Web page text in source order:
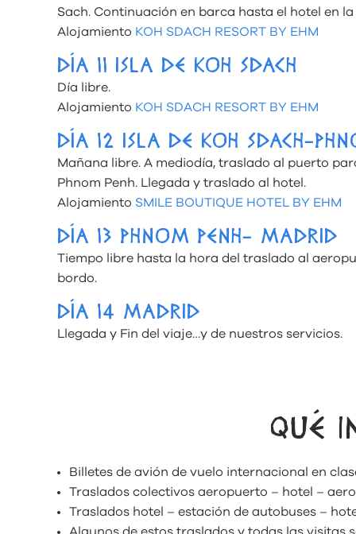
Sach. Continuación en barca hasta el hotel en la
Alojamiento KOH SDACH RESORT BY EHM
DÍA 11 ISLA DE KOH SDACH
Día libre.
Alojamiento KOH SDACH RESORT BY EHM
DÍA 12 ISLA DE KOH SDACH-
Mañana libre. A mediodía, traslado al puerto
Phnom Penh. Llegada y traslado al hotel.
Alojamiento SMILE BOUTIQUE HOTEL BY EHM
DÍA 13 PHNOM PENH- MADRID
Tiempo libre hasta la hora del traslado al
bordo.
DÍA 14 MADRID
Llegada y Fin del viaje…y de nuestros servicios.
QUÉ
Billetes de avión de vuelo internacional en
Traslados colectivos aeropuerto – hotel –
Traslados hotel – estación de autobuses –